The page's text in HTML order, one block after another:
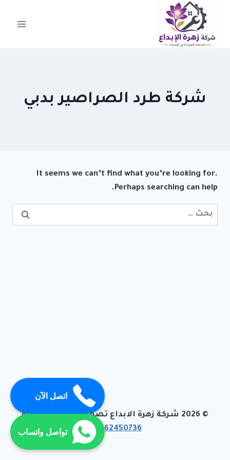
التجاوز
المحتوى
شركة طرد الصراصير بدبي
It seems we can’t find what you’re looking for.
Perhaps searching can help.
البحث
عن:
© 2026 شركة زهرة الابداع تصميم وبرمجة تيفاجو
01062450736
اتصل الآن
تواصل واتساب